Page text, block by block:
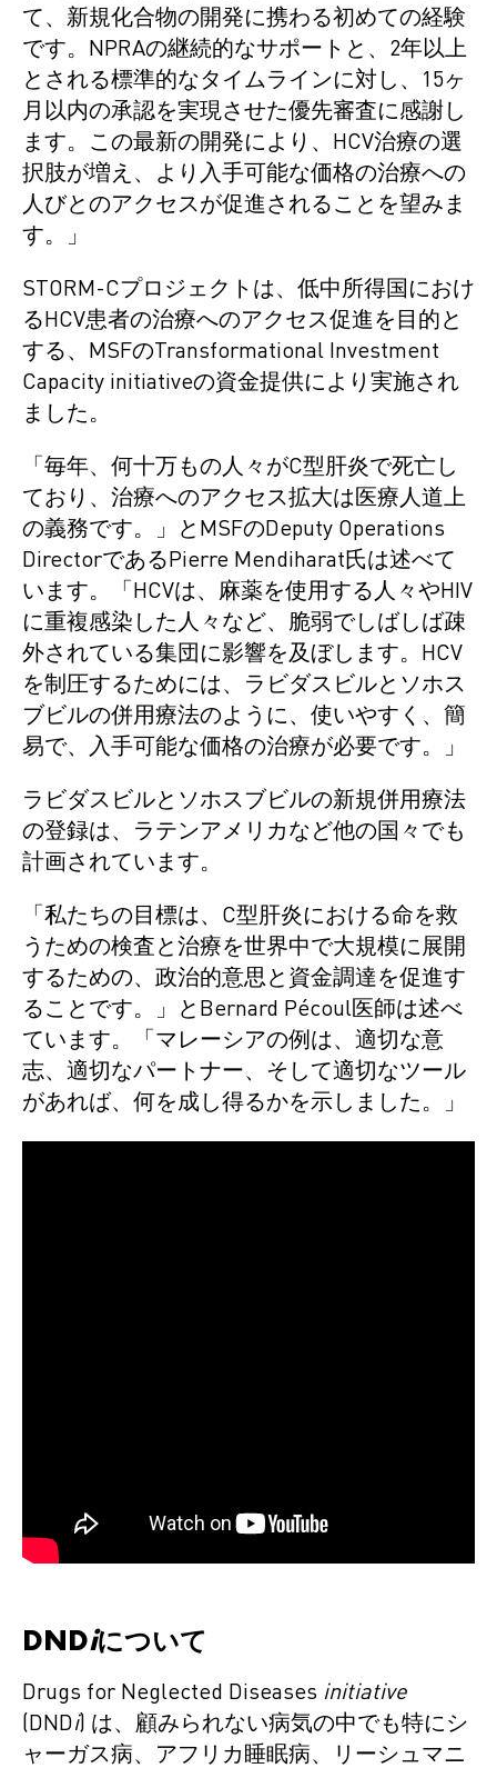
て、新規化合物の開発に携わる初めての経験
です。NPRAの継続的なサポートと、2年以上
とされる標準的なタイムラインに対し、15ヶ
月以内の承認を実現させた優先審査に感謝し
ます。この最新の開発により、HCV治療の選
択肢が増え、より入手可能な価格の治療への
人びとのアクセスが促進されることを望みま
す。」
STORM-Cプロジェクトは、低中所得国におけ
るHCV患者の治療へのアクセス促進を目的と
する、MSFのTransformational Investment
Capacity initiativeの資金提供により実施され
ました。
「毎年、何十万もの人々がC型肝炎で死亡し
ており、治療へのアクセス拡大は医療人道上
の義務です。」とMSFのDeputy Operations
DirectorであるPierre Mendiharat氏は述べて
います。「HCVは、麻薬を使用する人々やHIV
に重複感染した人々など、脆弱でしばしば疎
外されている集団に影響を及ぼします。HCV
を制圧するためには、ラビダスビルとソホス
ブビルの併用療法のように、使いやすく、簡
易で、入手可能な価格の治療が必要です。」
ラビダスビルとソホスブビルの新規併用療法
の登録は、ラテンアメリカなど他の国々でも
計画されています。
「私たちの目標は、C型肝炎における命を救
うための検査と治療を世界中で大規模に展開
するための、政治的意思と資金調達を促進す
ることです。」とBernard Pécoul医師は述べ
ています。「マレーシアの例は、適切な意
志、適切なパートナー、そして適切なツール
があれば、何を成し得るかを示しました。」
DNDiについて
Drugs for Neglected Diseases initiative
(DNDi) は、顧みられない病気の中でも特にシ
ャーガス病、アフリカ睡眠病、リーシュマニ